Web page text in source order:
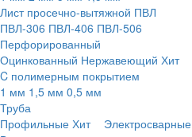
Лист просечно-вытяжной ПВЛ
ПВЛ-306 ПВЛ-406 ПВЛ-506
Перфорированный
Оцинкованный Нержавеющий Хит
C полимерным покрытием
1 мм 1,5 мм 0,5 мм
Труба
Профильные Хит Электросварные